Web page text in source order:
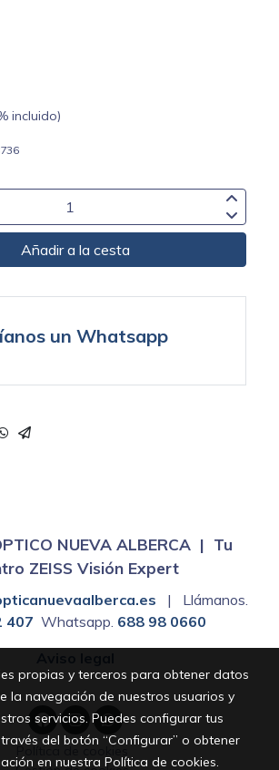
incluido)
Añadir a la cesta
un Whatsapp
NUEVA ALBERCA | Tu
ZEISS Visión Expert
| Llámanos.
407 Whatsapp. 688 98 0660
propias y terceros para obtener datos
la navegación de nuestros usuarios y
servicios. Puedes configurar tus
del botón “Configurar” o obtener
en nuestra Política de cookies.